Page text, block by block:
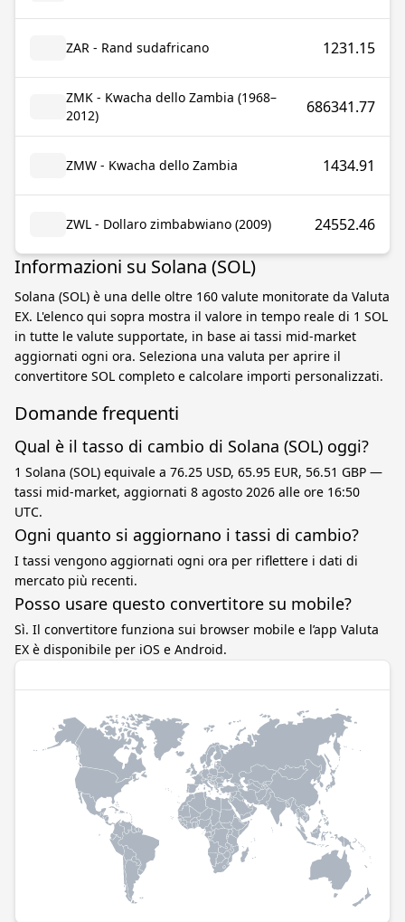
ZAR - Rand sudafricano 1231.15
ZMK - Kwacha dello Zambia (1968–
2012)
686341.77
ZMW - Kwacha dello Zambia 1434.91
ZWL - Dollaro zimbabwiano (2009) 24552.46
Informazioni su Solana (SOL)
Solana (SOL) è una delle oltre 160 valute monitorate da Valuta
EX. L'elenco qui sopra mostra il valore in tempo reale di 1 SOL
in tutte le valute supportate, in base ai tassi mid-market
aggiornati ogni ora. Seleziona una valuta per aprire il
convertitore SOL completo e calcolare importi personalizzati.
Domande frequenti
Qual è il tasso di cambio di Solana (SOL) oggi?
1 Solana (SOL) equivale a 76.25 USD, 65.95 EUR, 56.51 GBP —
tassi mid-market, aggiornati 8 agosto 2026 alle ore 16:50
UTC.
Ogni quanto si aggiornano i tassi di cambio?
I tassi vengono aggiornati ogni ora per riflettere i dati di
mercato più recenti.
Posso usare questo convertitore su mobile?
Sì. Il convertitore funziona sui browser mobile e l’app Valuta
EX è disponibile per iOS e Android.